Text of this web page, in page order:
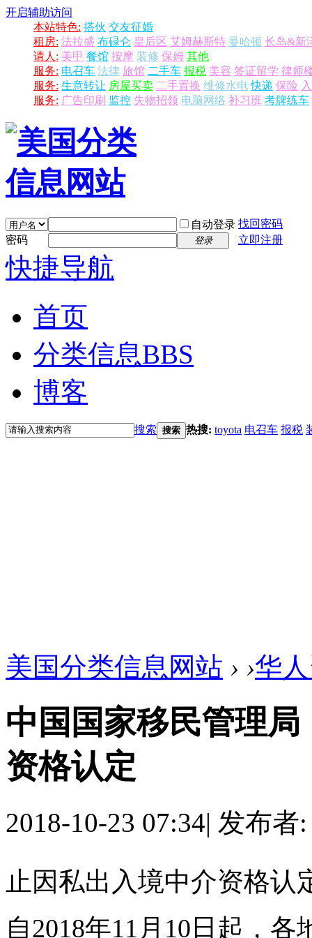
开启辅助访问
本站特色: 搭伙 交友征婚
租房: 法拉盛 布碌仑 皇后区 艾姆赫斯特 曼哈顿 长岛&新
请人: 美甲 餐馆 按摩 装修 保姆 其他
服务: 电召车 法律 旅馆 二手车 报税 美容 签证留学 律师
服务: 生意转让 房屋买卖 二手置换 维修水电 快递 保险
服务: 广告印刷 监控 失物招领 电脑网络 补习班 考牌练车
自动登录 找回密码
密码
登录 立即注册
快捷导航
首页
分类信息BBS
博客
搜索 搜索 热搜: toyota 电召车 报税
美国分类信息网站 › ›华
中国国家移民管理
资格认定
2018-10-23 07:34| 发布者
止因私出入境中介资格认
自2018年11月10日起，